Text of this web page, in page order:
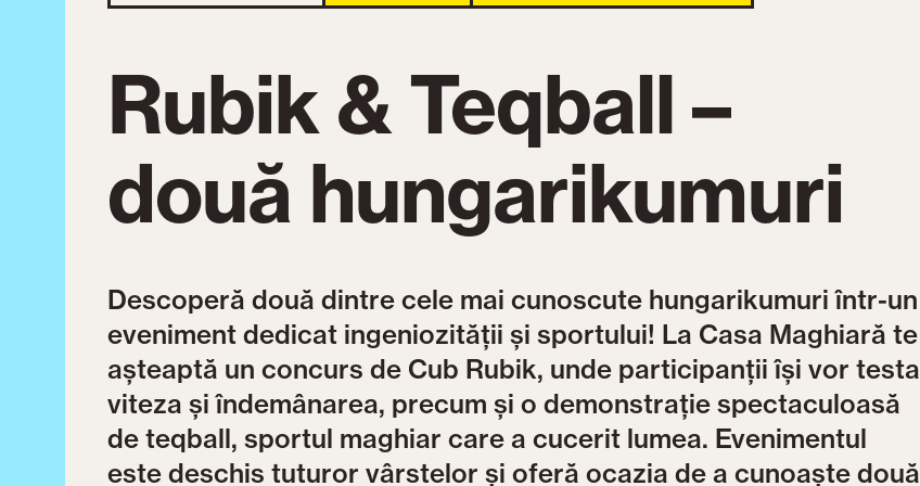
Rubik & Teqball –
două hungarikumuri
Descoperă două dintre cele mai cunoscute hungarikumuri într-un
eveniment dedicat ingeniozității și sportului! La Casa Maghiară te
așteaptă un concurs de Cub Rubik, unde participanții își vor testa
viteza și îndemânarea, precum și o demonstrație spectaculoasă
de teqball, sportul maghiar care a cucerit lumea. Evenimentul
este deschis tuturor vârstelor și oferă ocazia de a cunoaște două